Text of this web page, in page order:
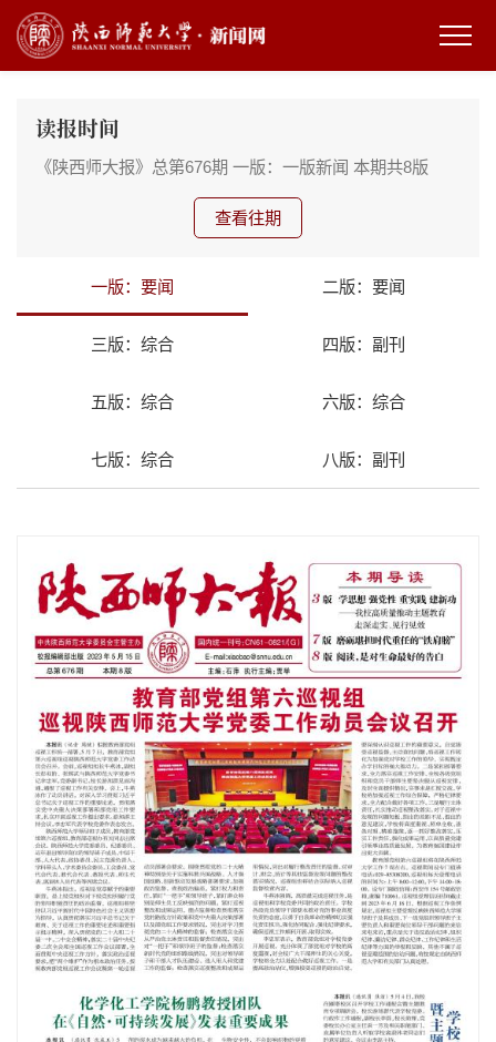
读报时间
《陕西师大报》总第676期 一版：一版新闻 本期共8版
查看往期
一版：要闻 二版：要闻
三版：综合 四版：副刊
五版：综合 六版：综合
七版：综合 八版：副刊